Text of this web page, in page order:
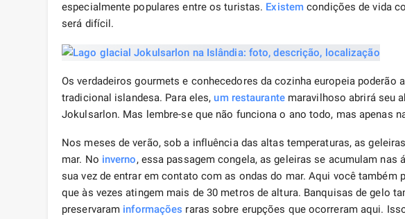
especialmente populares entre os turistas. Existem condições de vida
será difícil.
Os verdadeiros gourmets e conhecedores da cozinha europeia poderão
tradicional islandesa. Para eles,um restaurantemaravilhoso abrirá seu
Jokulsarlon. Mas lembre-se que não funciona o ano todo, mas apenas
Nos meses de verão, sob a influência das altas temperaturas, as
mar. No inverno, essa passagem congela, as geleiras se acumulam nas
sua vez de entrar em contato com as ondas do mar. Aqui você também
que às vezes atingem mais de 30 metros de altura. Banquisas de gelo
preservaram informações raras sobre erupções que ocorreram aqui.